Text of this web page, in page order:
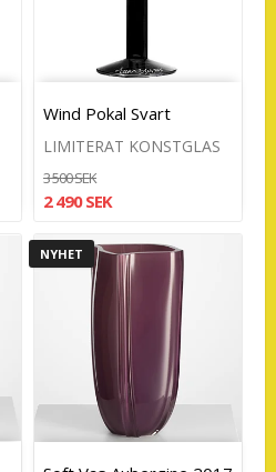
Wind Pokal Svart
LIMITERAT KONSTGLAS
3 500 SEK
2 490 SEK
NYHET